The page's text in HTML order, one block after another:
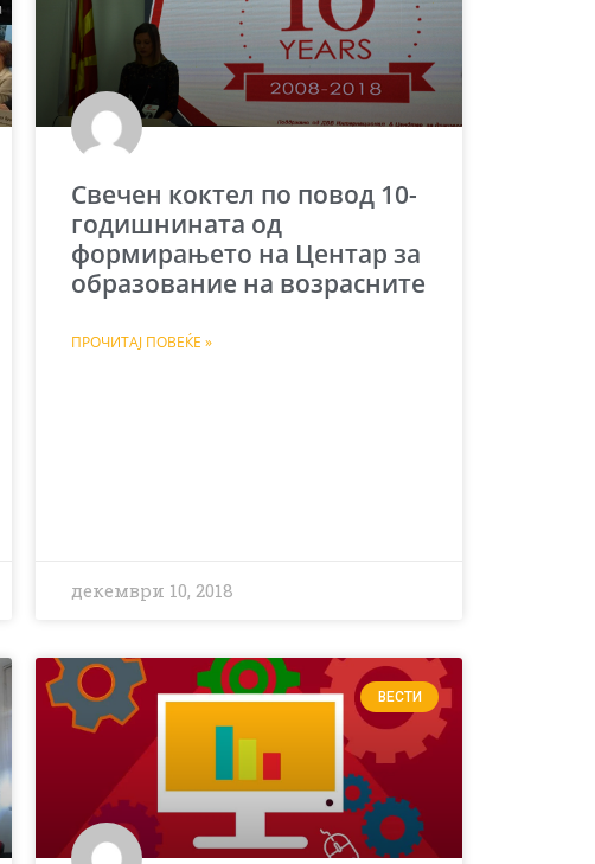
Свечен коктел по повод 10-
годишнината од
формирањето на Центар за
образование на возрасните
ПРОЧИТАЈ ПОВЕЌЕ »
декември 10, 2018
ВЕСТИ